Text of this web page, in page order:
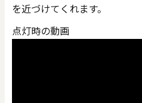
を近づけてくれます。
点灯時の動画